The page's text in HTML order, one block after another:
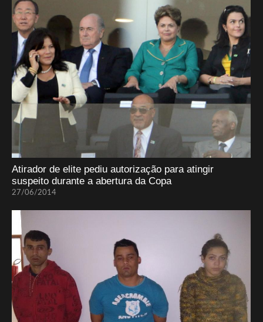
Atirador de elite pediu autorização para atingir
suspeito durante a abertura da Copa
27/06/2014